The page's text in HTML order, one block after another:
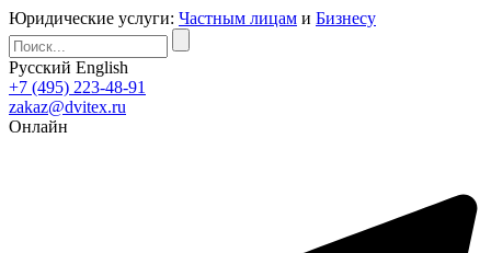
Юридические услуги: Частным лицам и Бизнесу
Русский English
+7 (495) 223-48-91
zakaz@dvitex.ru
Онлайн